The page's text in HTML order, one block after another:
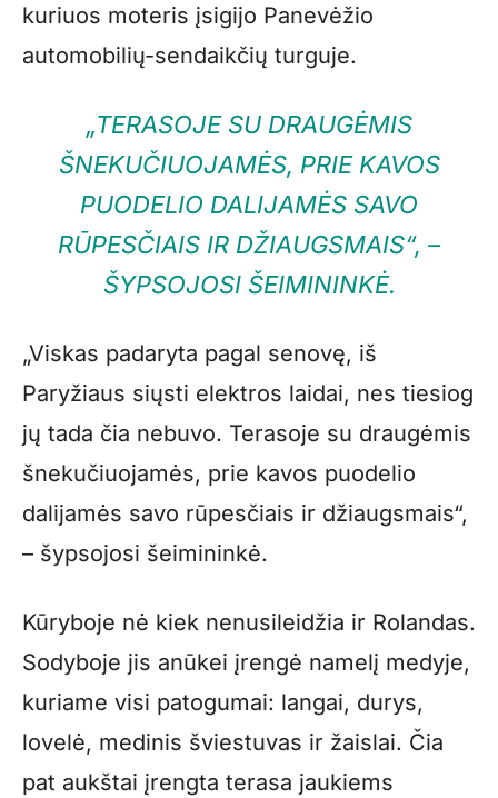
kuriuos moteris įsigijo Panevėžio
automobilių-sendaikčių turguje.
„TERASOJE SU DRAUGĖMIS
ŠNEKUČIUOJAMĖS, PRIE KAVOS
PUODELIO DALIJAMĖS SAVO
RŪPESČIAIS IR DŽIAUGSMAIS“, –
ŠYPSOJOSI ŠEIMININKĖ.
„Viskas padaryta pagal senovę, iš
Paryžiaus siųsti elektros laidai, nes tiesiog
jų tada čia nebuvo. Terasoje su draugėmis
šnekučiuojamės, prie kavos puodelio
dalijamės savo rūpesčiais ir džiaugsmais“,
– šypsojosi šeimininkė.
Kūryboje nė kiek nenusileidžia ir Rolandas.
Sodyboje jis anūkei įrengė namelį medyje,
kuriame visi patogumai: langai, durys,
lovelė, medinis šviestuvas ir žaislai. Čia
pat aukštai įrengta terasa jaukiems